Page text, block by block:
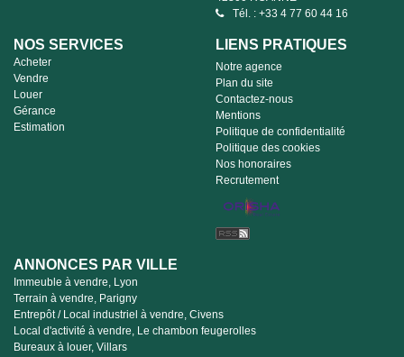
Tél. : +33 4 77 60 44 16
NOS SERVICES
Acheter
Vendre
Louer
Gérance
Estimation
LIENS PRATIQUES
Notre agence
Plan du site
Contactez-nous
Mentions
Politique de confidentialité
Politique des cookies
Nos honoraires
Recrutement
ANNONCES PAR VILLE
Immeuble à vendre, Lyon
Terrain à vendre, Parigny
Entrepôt / Local industriel à vendre, Civens
Local d'activité à vendre, Le chambon feugerolles
Bureaux à louer, Villars